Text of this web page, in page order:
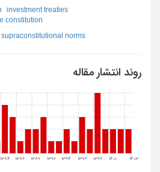
investment treaties
constitution
supraconstitutional norms
روند انتشار مقاله
1384 1386 1389 1392 1394 1396 1399 1401 1403